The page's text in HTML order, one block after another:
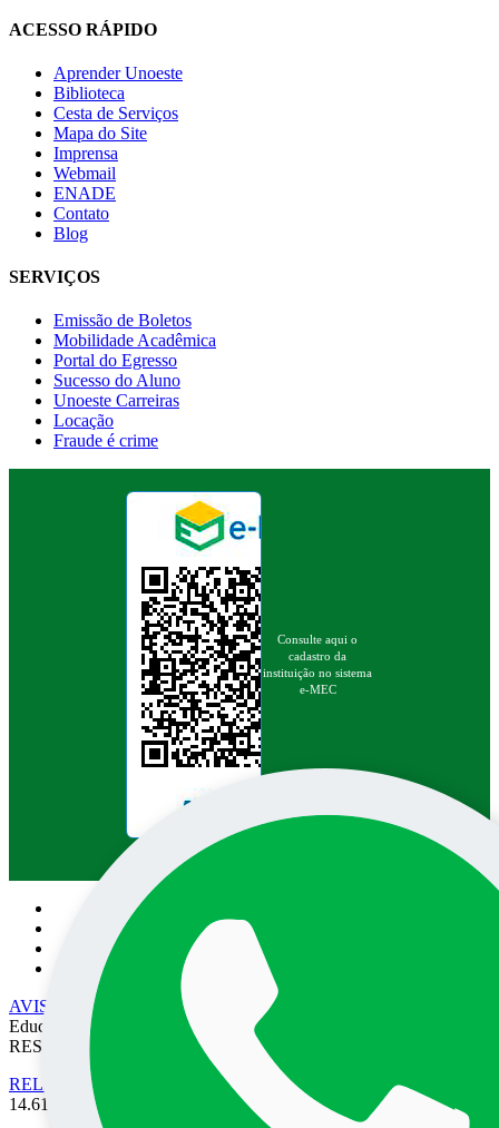
ACESSO RÁPIDO
Aprender Unoeste
Biblioteca
Cesta de Serviços
Mapa do Site
Imprensa
Webmail
ENADE
Contato
Blog
SERVIÇOS
Emissão de Boletos
Mobilidade Acadêmica
Portal do Egresso
Sucesso do Aluno
Unoeste Carreiras
Locação
Fraude é crime
Consulte aqui o
cadastro da
instituição no sistema
e-MEC
Pesquisa no site:
AVISO DE PRIVACIDADE
• EPEC - Empresa Prudentina de
Educação e Cultura SA/UNOESTE. TODOS OS DIREITOS
RESERVADOS
RELATÓRIO DE TRANSPARÊNCIA SALARIAL
- Lei nº
14.611 de 03 de Julho de 2023.